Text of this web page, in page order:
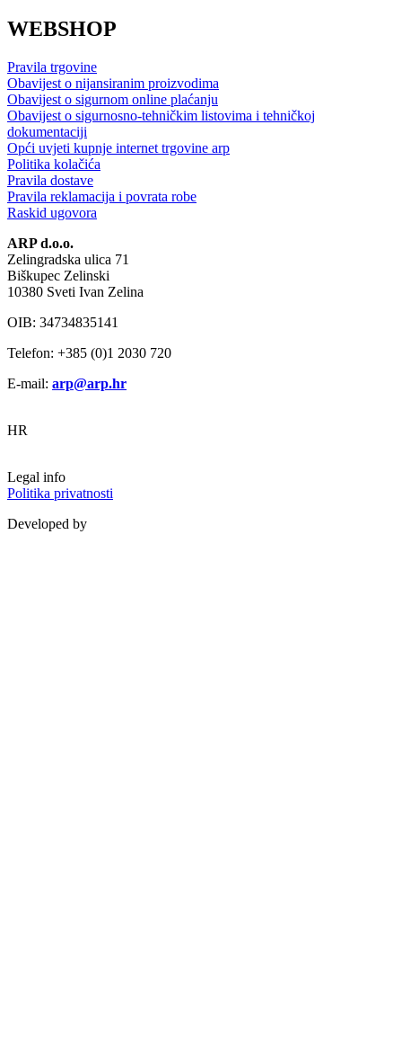
WEBSHOP
Pravila trgovine
Obavijest o nijansiranim proizvodima
Obavijest o sigurnom online plaćanju
Obavijest o sigurnosno-tehničkim listovima i tehničkoj
dokumentaciji
Opći uvjeti kupnje internet trgovine arp
Politika kolačića
Pravila dostave
Pravila reklamacija i povrata robe
Raskid ugovora
ARP d.o.o.
Zelingradska ulica 71
Biškupec Zelinski
10380 Sveti Ivan Zelina
OIB: 34734835141
Telefon: +385 (0)1 2030 720
E-mail: arp@arp.hr
HR
Legal info
Politika privatnosti
Developed by